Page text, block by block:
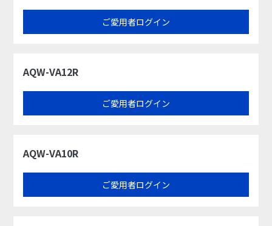
ご愛用者ログイン
AQW-VA12R​
ご愛用者ログイン
AQW-VA10R​
ご愛用者ログイン